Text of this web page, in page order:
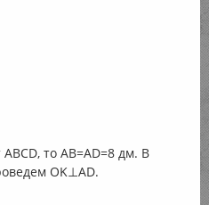
то AB=AD=8 дм. В
OK⊥AD.